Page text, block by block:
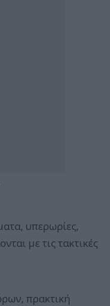
υπερωρίες,
με τις τακτικές
πρακτική